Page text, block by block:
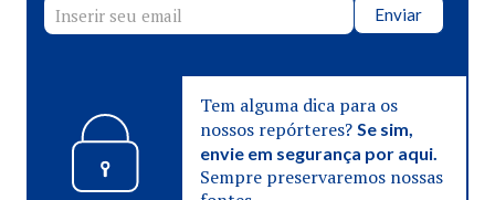
Enviar
Tem alguma dica para os
nossos repórteres? Se sim,
envie em segurança por aqui.
Sempre preservaremos nossas